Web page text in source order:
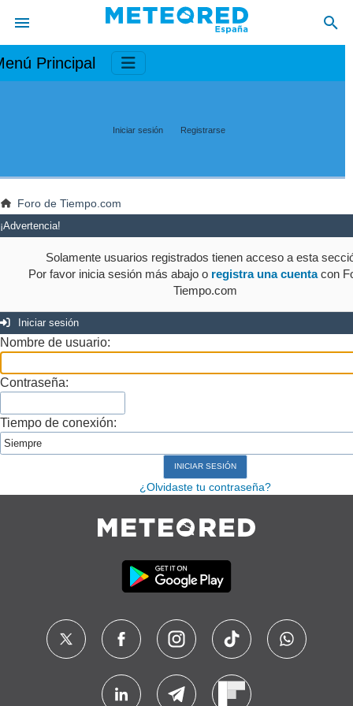
Principal
Iniciar sesión Registrarse
Foro de Tiempo.com
¡Advertencia!
Solamente usuarios registrados tienen acceso a esta
Por favor inicia sesión más abajo o registra una cuentacon
Tiempo.com
Iniciar sesión
Nombre de usuario:
Contraseña:
Tiempo de conexión:
¿Olvidaste tu contraseña?